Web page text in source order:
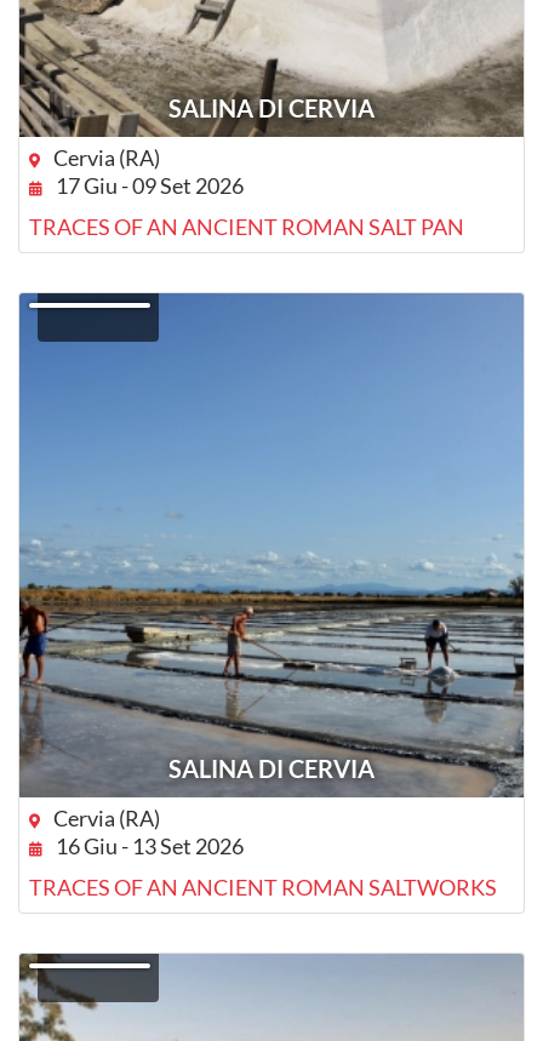
SALINA DI CERVIA
Cervia (RA)
17 Giu - 09 Set 2026
TRACES OF AN ANCIENT ROMAN SALT PAN
SALINA DI CERVIA
Cervia (RA)
16 Giu - 13 Set 2026
TRACES OF AN ANCIENT ROMAN SALTWORKS